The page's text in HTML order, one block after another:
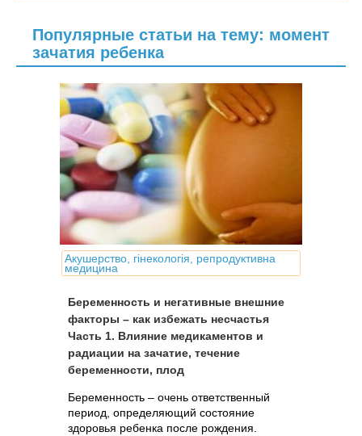
Популярные статьи на тему: момент
зачатия ребенка
Акушерство, гінекологія, репродуктивна
медицина
Беременность и негативные внешние
факторы – как избежать несчастья
Часть 1. Влияние медикаментов и
радиации на зачатие, течение
беременности, плод
Беременность – очень ответственный
период, определяющий состояние
здоровья ребенка после рождения.